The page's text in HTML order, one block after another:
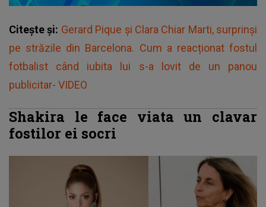
Citește și: Gerard Pique și Clara Chiar Marti, surprinși
pe străzile din Barcelona. Cum a reacționat fostul
fotbalist când iubita lui s-a lovit de un panou
publicitar- VIDEO
Shakira le face viata un clavar
fostilor ei socri